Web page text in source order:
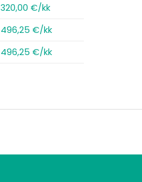
320,00 €/kk
496,25 €/kk
496,25 €/kk